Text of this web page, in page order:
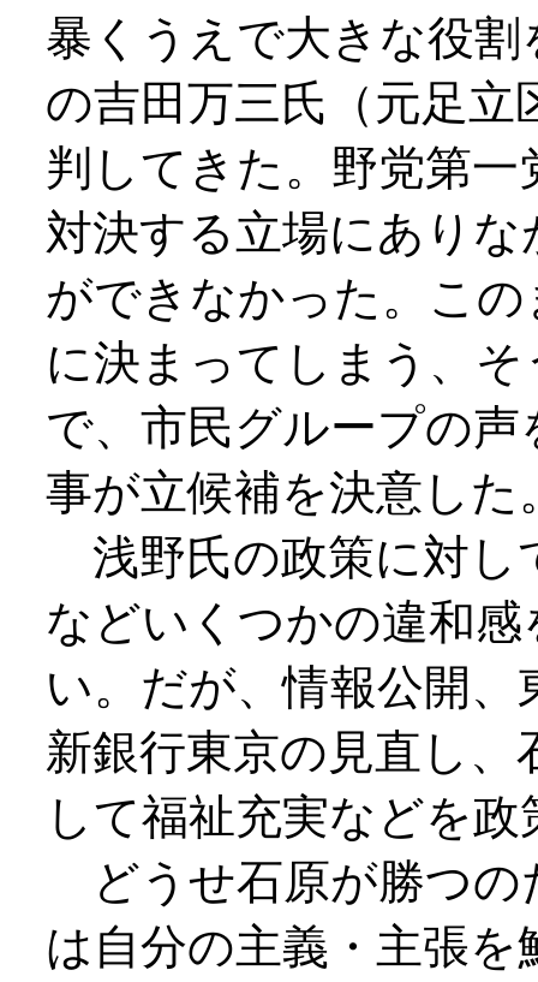
暴くうえで大きな役
の吉田万三氏（元足
判してきた。野党第
対決する立場にあり
ができなかった。こ
に決まってしまう、
で、市民グループの
事が立候補を決意した
浅野氏の政策に対し
などいくつかの違和
い。だが、情報公開
新銀行東京の見直し
して福祉充実などを
どうせ石原が勝つの
は自分の主義・主張